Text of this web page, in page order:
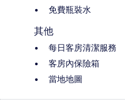
免費瓶裝水
其他
每日客房清潔服務
客房內保險箱
當地地圖